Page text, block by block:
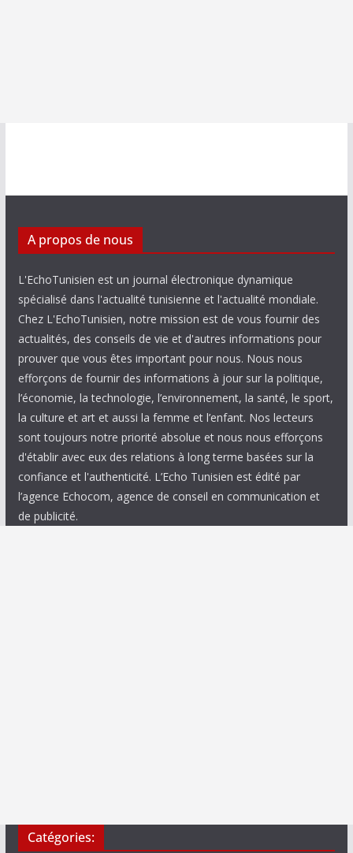
A propos de nous
L'EchoTunisien est un journal électronique dynamique
spécialisé dans l'actualité tunisienne et l'actualité mondiale.
Chez L'EchoTunisien, notre mission est de vous fournir des
actualités, des conseils de vie et d'autres informations pour
prouver que vous êtes important pour nous. Nous nous
efforçons de fournir des informations à jour sur la politique,
l’économie, la technologie, l’environnement, la santé, le sport,
la culture et art et aussi la femme et l’enfant. Nos lecteurs
sont toujours notre priorité absolue et nous nous efforçons
d'établir avec eux des relations à long terme basées sur la
confiance et l'authenticité. L’Echo Tunisien est édité par
l’agence Echocom, agence de conseil en communication et
de publicité.
Catégories: